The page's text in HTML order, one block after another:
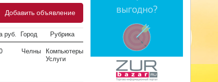
Добавить объявление
руб. Город Рубрика
Челны
Компьютеры
Услуги